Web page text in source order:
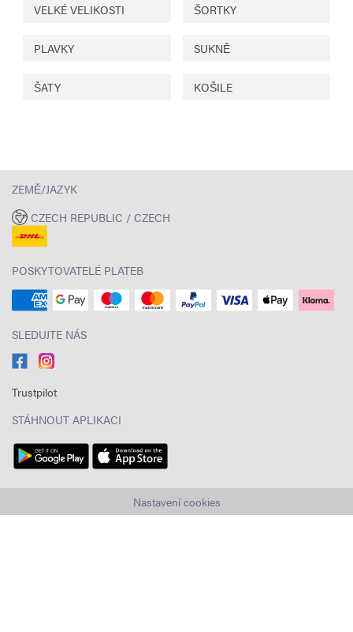
VELKÉ VELIKOSTI ŠORTKY
PLAVKY SUKNĚ
ŠATY KOŠILE
ZEMĚ/JAZYK
CZECH REPUBLIC / CZECH
POSKYTOVATELÉ PLATEB
SLEDUJTE NÁS
Trustpilot
STÁHNOUT APLIKACI
Nastavení cookies